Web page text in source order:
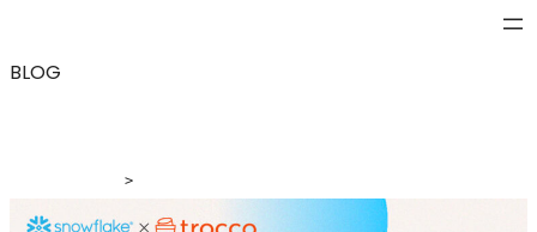
BLOG
>
ブログ
Snowflakeマーケットプレイス × TROCCO®︎ コラ